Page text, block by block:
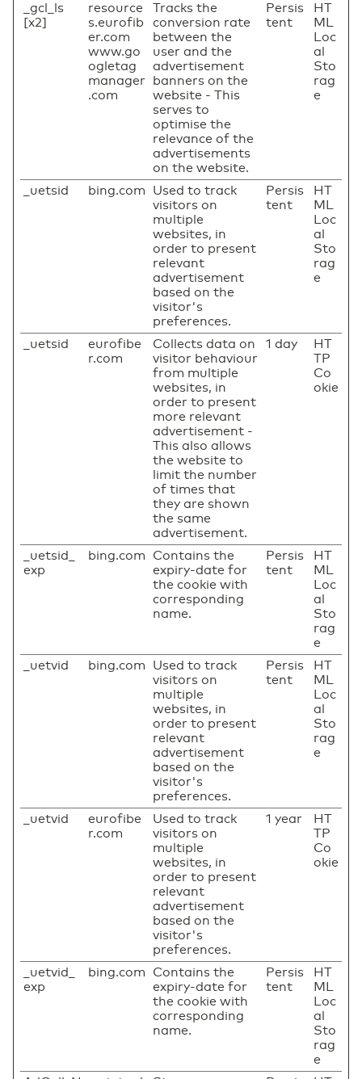
_gcl_ls
[x2]
resource
s.eurofib
er.com
www.go
ogletag
manager
.com
Tracks the
conversion rate
between the
user and the
advertisement
banners on the
website - This
serves to
optimise the
relevance of the
advertisements
on the website.
Persis
tent
HT
ML
Loc
al
Sto
rag
e
_uetsid bing.com
Used to track
visitors on
multiple
websites, in
order to present
relevant
advertisement
based on the
visitor's
preferences.
Persis
tent
HT
ML
Loc
al
Sto
rag
e
_uetsid
eurofibe
r.com
Collects data on
visitor behaviour
from multiple
websites, in
order to present
more relevant
advertisement -
This also allows
the website to
limit the number
of times that
they are shown
the same
advertisement.
1 day
HT
TP
Co
okie
_uetsid_
exp
bing.com
Contains the
expiry-date for
the cookie with
corresponding
name.
Persis
tent
HT
ML
Loc
al
Sto
rag
e
_uetvid
bing.com
Used to track
visitors on
multiple
websites, in
order to present
relevant
advertisement
based on the
visitor's
preferences.
Persis
tent
HT
ML
Loc
al
Sto
rag
e
_uetvid
eurofibe
r.com
Used to track
visitors on
multiple
websites, in
order to present
relevant
advertisement
based on the
visitor's
preferences.
1 year
HT
TP
Co
okie
_uetvid_
exp
bing.com
Contains the
expiry-date for
the cookie with
corresponding
name.
Persis
tent
HT
ML
Loc
al
Sto
rag
e